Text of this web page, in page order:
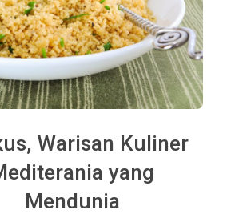
Warisan Kuliner
yang
Mendunia